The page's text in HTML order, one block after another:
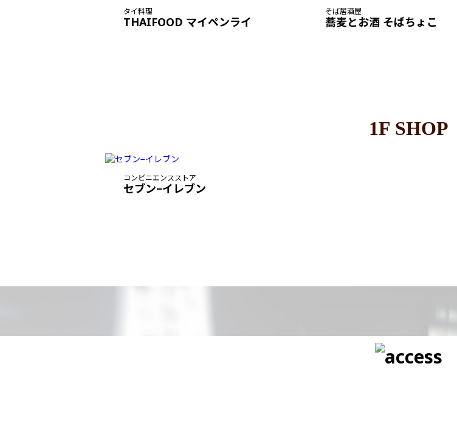
タイ料理
THAIFOOD マイペンライ
そば居酒屋
蕎麦とお酒 そばちょこ
1F SHOP
コンビニエンスストア
セブン−イレブン